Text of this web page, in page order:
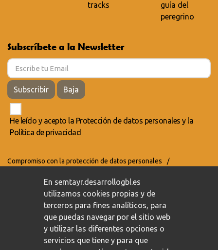
tracks
guía del
peregrino
Subscríbete a la Newsletter
Subscribir Baja
He leído y acepto la Protección de datos personales y la
Política de privacidad
Compromiso con la protección de datos personales
/
En semtayr.desarrollogbl.es
utilizamos cookies propias y de
terceros para fines analíticos, para
que puedas navegar por el sitio web
y utilizar las diferentes opciones o
servicios que tiene y para que